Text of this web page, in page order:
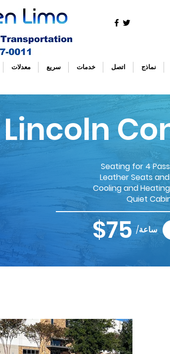
معدلات سريع خدمات اتصل نماذج
Lincoln
Seating for 4
Leather Seats
Cooling and
Quiet
$75 /ساعة